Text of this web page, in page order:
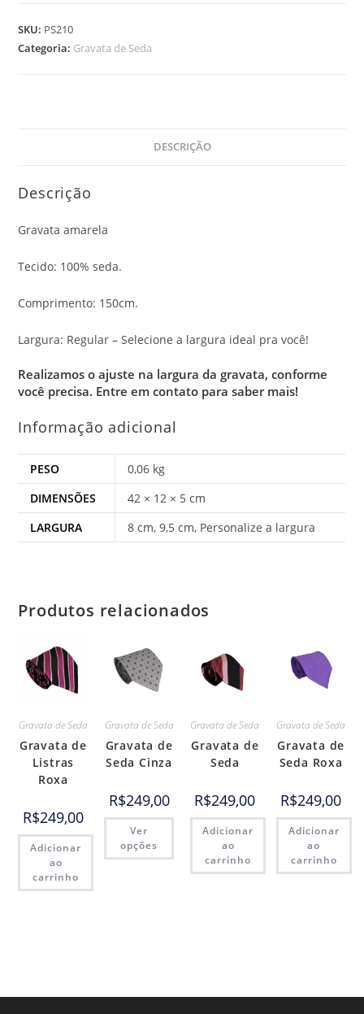
SKU: PS210
Categoria: Gravata de Seda
DESCRIÇÃO
Descrição
Gravata amarela
Tecido: 100% seda.
Comprimento: 150cm.
Largura: Regular – Selecione a largura ideal pra você!
Realizamos o ajuste na largura da gravata, conforme
você precisa. Entre em contato para saber mais!
Informação adicional
PESO
0,06 kg
DIMENSÕES
42 × 12 × 5 cm
LARGURA
8 cm, 9,5 cm, Personalize a largura
Produtos relacionados
Gravata de Seda
Gravata de
Listras
Roxa
R$249,00
Adicionar
ao
carrinho
Gravata de Seda
Gravata de
Seda Cinza
R$249,00
Ver
opções
Gravata de Seda
Gravata de
Seda
R$249,00
Adicionar
ao
carrinho
Gravata de Seda
Gravata de
Seda Roxa
R$249,00
Adicionar
ao
carrinho